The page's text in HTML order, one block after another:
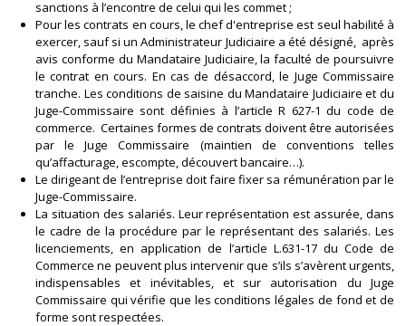
sanctions à l’encontre de celui qui les commet ;
Pour les contrats en cours, le chef d'entreprise est seul habilité à
exercer, sauf si un Administrateur Judiciaire a été désigné, après
avis conforme du Mandataire Judiciaire, la faculté de poursuivre
le contrat en cours. En cas de désaccord, le Juge Commissaire
tranche. Les conditions de saisine du Mandataire Judiciaire et du
Juge-Commissaire sont définies à l’article R 627-1 du code de
commerce. Certaines formes de contrats doivent être autorisées
par le Juge Commissaire (maintien de conventions telles
qu’affacturage, escompte, découvert bancaire…).
Le dirigeant de l’entreprise doit faire fixer sa rémunération par le
Juge-Commissaire.
La situation des salariés. Leur représentation est assurée, dans
le cadre de la procédure par le représentant des salariés. Les
licenciements, en application de l’article L.631-17 du Code de
Commerce ne peuvent plus intervenir que s’ils s’avèrent urgents,
indispensables et inévitables, et sur autorisation du Juge
Commissaire qui vérifie que les conditions légales de fond et de
forme sont respectées.